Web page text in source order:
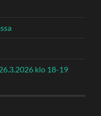
klo 18-19